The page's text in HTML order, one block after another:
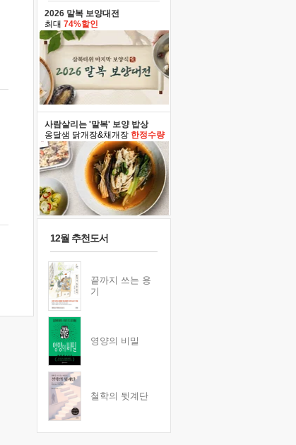
2026 말복 보양대전
최대 74%할인
사람살리는 '말복' 보양 밥상
옹달샘 닭개장&채개장 한정수량
12월 추천도서
끝까지 쓰는 용
기
영양의 비밀
철학의 뒷계단